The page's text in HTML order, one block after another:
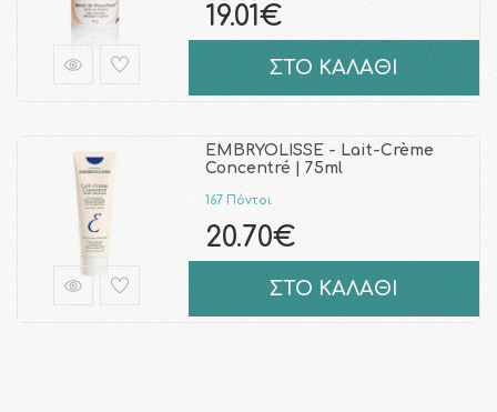
19.01€
ΣΤΟ ΚΑΛΑΘΙ
EMBRYOLISSE - Lait-Crème
Concentré | 75ml
167 Πόντοι
20.70€
ΣΤΟ ΚΑΛΑΘΙ